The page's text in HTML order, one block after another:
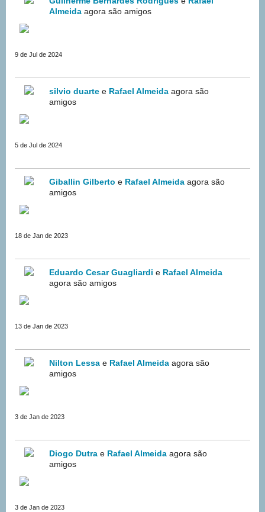
Almeida agora são amigos
9 de Jul de 2024
silvio duarte e Rafael Almeida agora são
amigos
5 de Jul de 2024
Giballin Gilberto e Rafael Almeida agora são
amigos
18 de Jan de 2023
Eduardo Cesar Guagliardi e Rafael Almeida
agora são amigos
13 de Jan de 2023
Nilton Lessa e Rafael Almeida agora são
amigos
3 de Jan de 2023
Diogo Dutra e Rafael Almeida agora são
amigos
3 de Jan de 2023